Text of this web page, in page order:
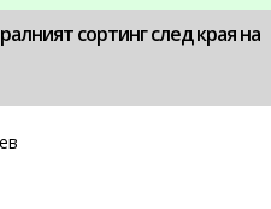
сортинг след края на